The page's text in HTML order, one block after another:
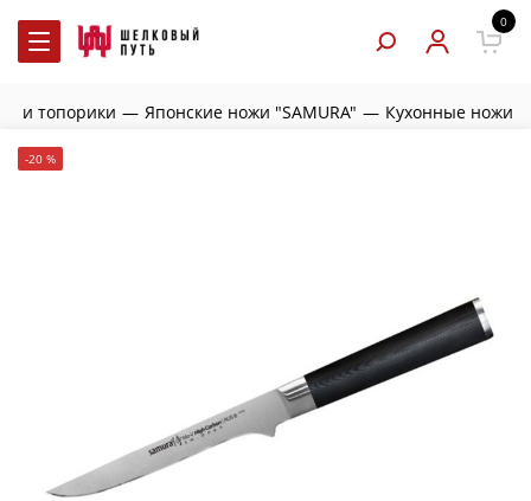
0
и топорики — Японские ножи "SAMURA" — Кухонные ножи
-20 %